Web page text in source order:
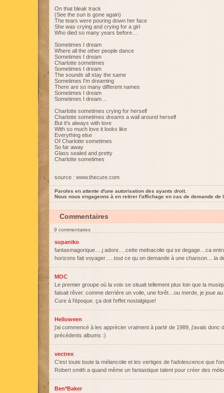
On that bleak track
(See the sun is gone again)
The tears were pouring down her face
She was crying and crying for a girl
Who died so many years before…
Sometimes I dream
Where all the other people dance
Sometimes I dream
Charlotte sometimes
Sometimes I dream
The sounds all stay the same
Sometimes I'm dreaming
There are so many different names
Sometimes I dream
Sometimes I dream…
Charlotte sometimes crying for herself
Charlotte sometimes dreams a wall around herself
But it's always with love
With so much love it looks like
Everything else
Of Charlotte sometimes
So far away
Glass sealed and pretty
Charlotte sometimes
source : www.thecure.com
Paroles en attente d'une autorisation des ayants droit.
Nous nous engageons à en retirer l'affichage en cas de demande de
Commentaires
9 commentaires
supaniko
fantasmagorique….j adore….cette melnacolie qui se degage…ca
horizons fait voyager…..tout ce qu on demande à une chanson….la
MOC
Le premier groupe où la voix se situait tellement plus loin que la
faisait rêver. comme derrière un voile, une forêt…ou merde, je joue
Cure à l'époque. ça doit l'effet nostalgique!
Helloween
j'ai commencé à les apprécier vraiment à partir de 1989, j'avais donc
précédents albums :)
vectrex
C'est toute toute la mélancolie et les vertiges de l'adolescence que
Robert smith a quand même un fantastique talent pour créer des
Ben*Baker